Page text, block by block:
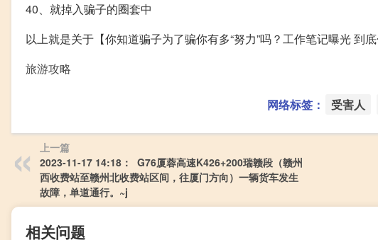
40、就掉入骗子的圈套中
以上就是关于【你知道骗子为了骗你有多“努力”吗？工作笔记曝光 到
旅游攻略
网络标签： 受害人
上一篇
2023-11-17 14:18： G76厦蓉高速K426+200瑞赣段（赣州
西收费站至赣州北收费站区间，往厦门方向）一辆货车发生
故障，单道通行。~j​​​
相关问题